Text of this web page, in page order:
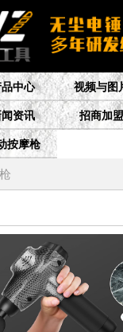
品中心 视频与图
资讯 招商加盟
按摩枪